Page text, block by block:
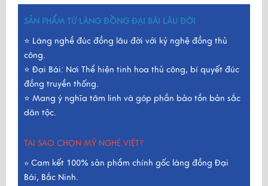
SẢN PHẨM TỪ LÀNG ĐỒNG ĐẠI BÁI LÂU ĐỜI
⭐ Làng nghề đúc đồng lâu đời với kỷ nghệ đồng thủ
công.
⭐ Đại Bái: Nơi Thể hiện tinh hoa thủ công, bí quyết đúc
đồng truyền thống.
⭐ Mang ý nghĩa tâm linh và góp phần bảo tồn bản sắc
dân tộc.
TẠI SAO CHỌN MỸ NGHỆ VIỆT?
⭐ Cam kết 100% sản phẩm chính gốc làng đồng Đại
Bái, Bắc Ninh.